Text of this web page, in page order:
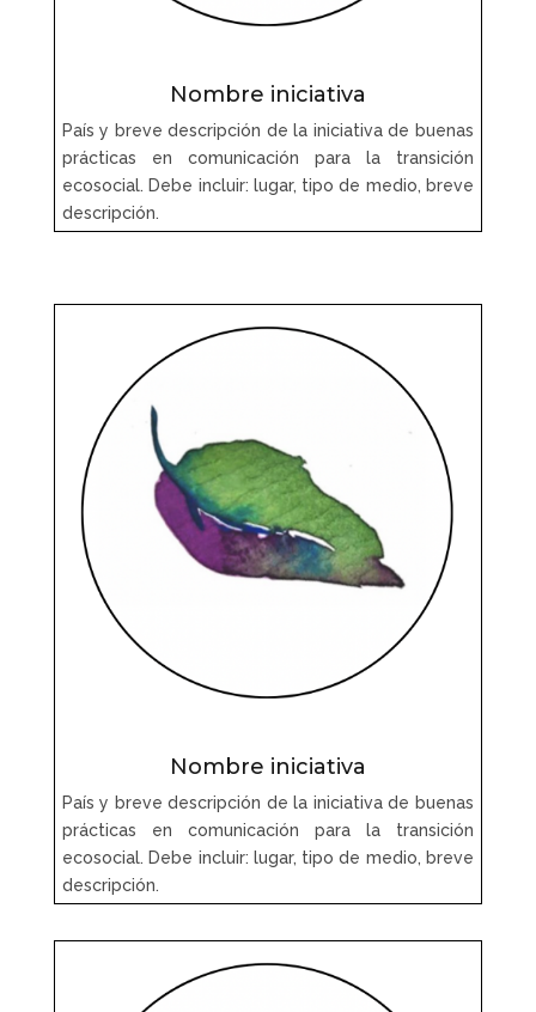
Nombre iniciativa
País y breve descripción de la iniciativa de buenas
prácticas en comunicación para la transición
ecosocial. Debe incluir: lugar, tipo de medio, breve
descripción.
Nombre iniciativa
País y breve descripción de la iniciativa de buenas
prácticas en comunicación para la transición
ecosocial. Debe incluir: lugar, tipo de medio, breve
descripción.